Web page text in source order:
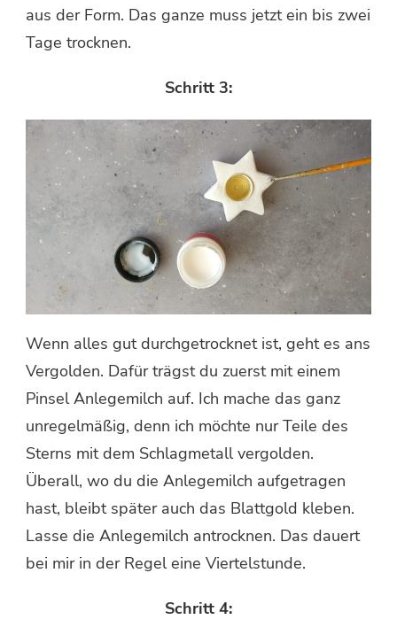
aus der Form. Das ganze muss jetzt ein bis zwei
Tage trocknen.
Schritt 3:
Wenn alles gut durchgetrocknet ist, geht es ans
Vergolden. Dafür trägst du zuerst mit einem
Pinsel Anlegemilch auf. Ich mache das ganz
unregelmäßig, denn ich möchte nur Teile des
Sterns mit dem Schlagmetall vergolden.
Überall, wo du die Anlegemilch aufgetragen
hast, bleibt später auch das Blattgold kleben.
Lasse die Anlegemilch antrocknen. Das dauert
bei mir in der Regel eine Viertelstunde.
Schritt 4: